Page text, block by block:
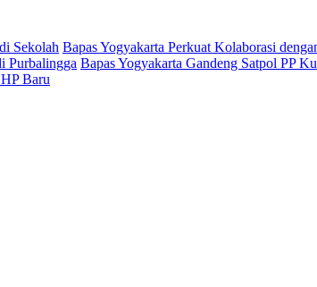
Sekolah Bapas Yogyakarta Perkuat Kolaborasi
Purbalingga Bapas Yogyakarta Gandeng Satpol PP
Baru